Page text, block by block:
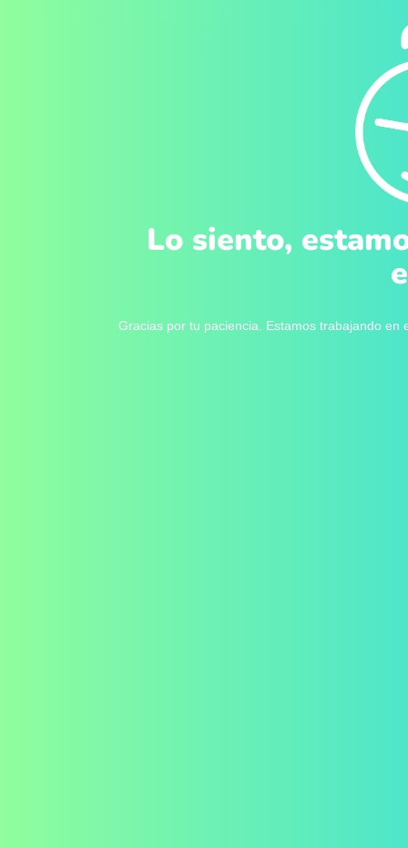
Lo siento,
Gracias por tu paciencia. Estamos trabajando en